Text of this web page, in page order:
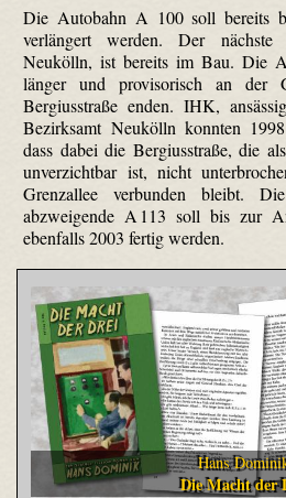
Die Autobahn A 100 soll bereits
verlängert werden. Der
Neukölln, ist bereits im Bau. Die
länger und provisorisch an der
Bergiusstraße enden. IHK,
Bezirksamt Neukölln konnten
dass dabei die Bergiusstraße, die
unverzichtbar ist, nicht
Grenzallee verbunden bleibt.
abzweigende A 113 soll bis zur
ebenfalls 2003 fertig werden.
Hans
Die Macht der